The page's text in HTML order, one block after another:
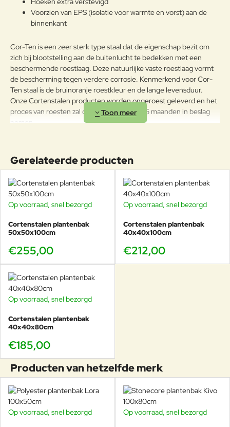
Voorzien van EPS (isolatie voor warmte en vorst) aan de
binnenkant
Cor-Ten is een zeer sterk type staal dat de eigenschap bezit om
zich bij blootstelling aan de buitenlucht te bedekken met een
beschermende roestlaag. Deze natuurlijke vaste roestlaag vormt
de bescherming tegen verdere corrosie. Kenmerkend voor Cor-
Ten staal is de bruinoranje roestkleur en de lange levensduur.
Onze Cortenstalen producten worden ongeroest geleverd en het
proces van roesten zal daarna ongeveer 4-5 maanden in beslag
nemen.
hoogte.
De cortenstalen plantenbakken van Veurst zijn standaard voorzien
van gaatjes voor waterafvoer. Zo kan het overtollige regenwater
altijd worden afgevoerd.
Gerelateerde producten
Op voorraad, snel bezorgd
Cortenstalen plantenbak
50x50x100cm
€255,00
Op voorraad, snel bezorgd
Cortenstalen plantenbak
40x40x100cm
€212,00
Op voorraad, snel bezorgd
Cortenstalen plantenbak
40x40x80cm
€185,00
Producten van hetzelfde merk
Op voorraad, snel bezorgd Op voorraad, snel bezorgd